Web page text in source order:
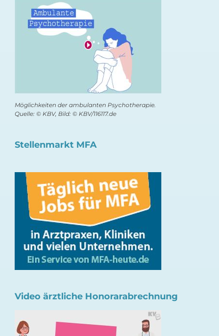
Möglichkeiten der ambulanten Psychotherapie.
Quelle: © KBV, Bild: © KBV/116117.de
Stellenmarkt MFA
Video ärztliche Honorarabrechnung